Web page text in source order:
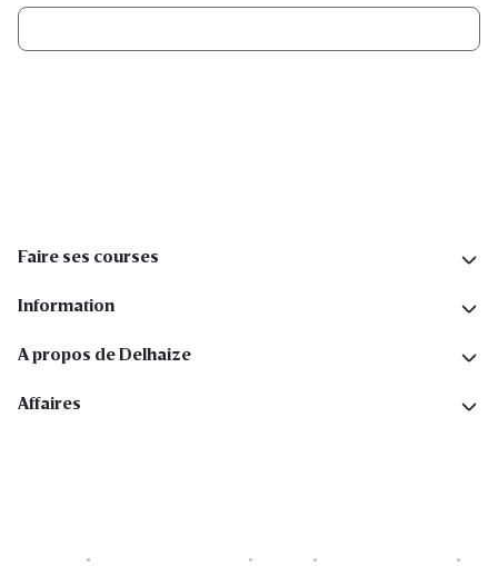
Faire ses courses
Information
A propos de Delhaize
Affaires